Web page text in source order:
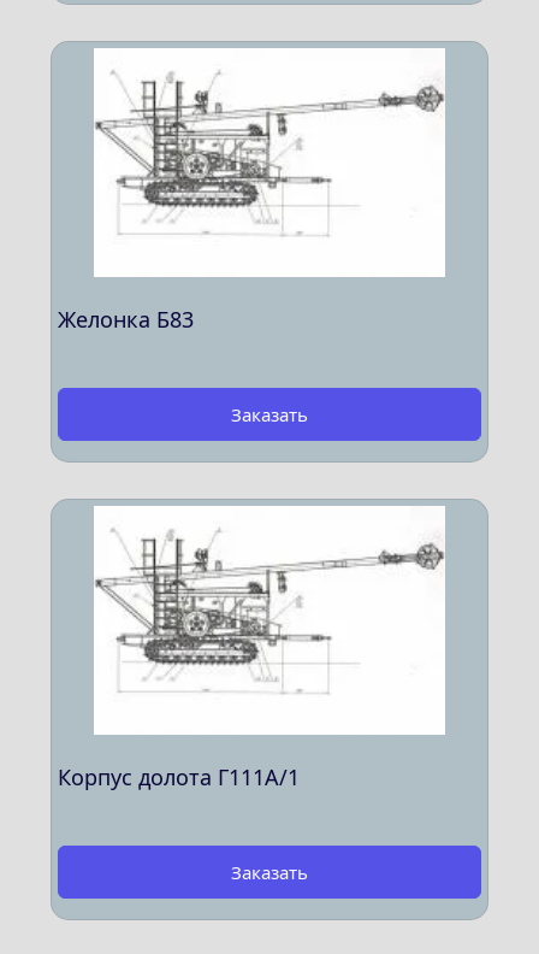
Желонка Б83
Заказать
Корпус долота Г111А/1
Заказать